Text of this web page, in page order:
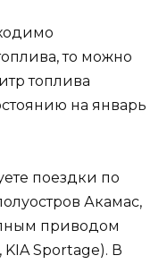
то можно
топлива
на январь
поездки по
Акамас,
приводом
KIA Sportage). В